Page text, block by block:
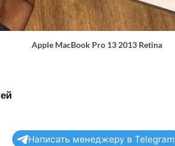
Apple MacBook Pro 13 2013 Retina
Написать менеджеру в Telegram